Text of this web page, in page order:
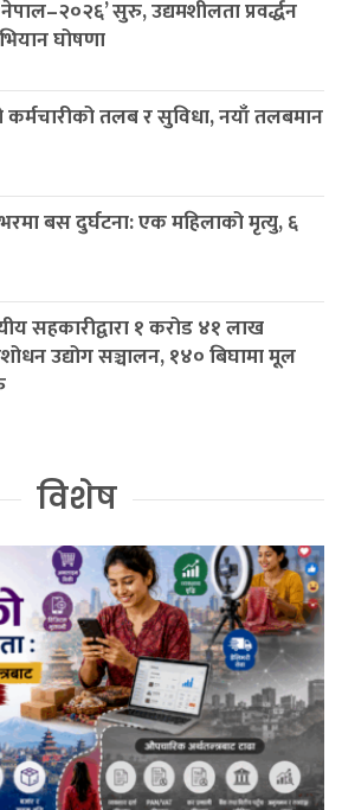
सुरु, उद्यमशीलता प्रवर्द्धन
घोषणा
तलब र सुविधा, नयाँ तलबमान
बस दुर्घटना: एक महिलाको मृत्यु, ६
सहकारीद्वारा १ करोड ४१ लाख
उद्योग सञ्चालन, १४० बिघामा मूल
विशेष